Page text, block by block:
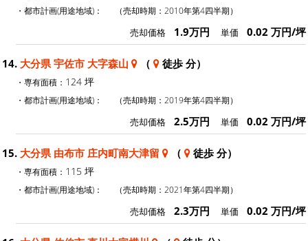
・都市計画(用途地域)： （売却時期：2010年第4四半期）
売却価格 1.9万円 単価 0.02 万円/坪
14. 大分県 宇佐市 大字森山 （ 徒歩 分）
・専有面積： 124 坪
・都市計画(用途地域)： （売却時期：2019年第4四半期）
売却価格 2.5万円 単価 0.02 万円/坪
15. 大分県 由布市 庄内町南大津留 （ 徒歩 分）
・専有面積： 115 坪
・都市計画(用途地域)： （売却時期：2021年第4四半期）
売却価格 2.3万円 単価 0.02 万円/坪